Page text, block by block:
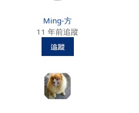
Ming-方
11 年前追蹤